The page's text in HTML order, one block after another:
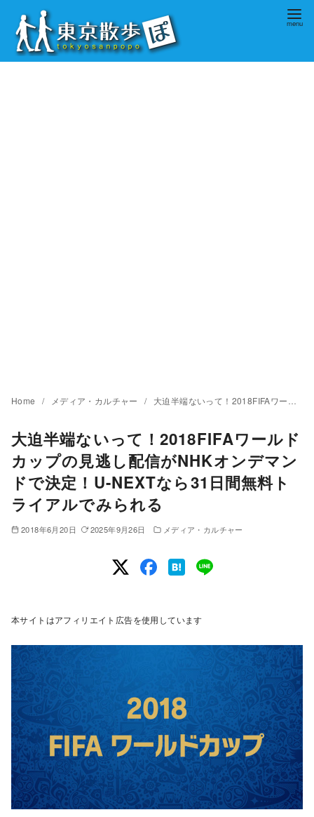
ン
Home メディア・カルチャー 大迫半端ないって！2018FIFAワールドカップの見逃し配信がNHKオンデマンドで決定！U-NEXTなら31日間無料トライアルでみられる
大迫半端ないって！2018FIFAワールド
カップの見逃し配信がNHKオンデマン
ドで決定！U-NEXTなら31日間無料ト
ライアルでみられる
2018年6月20日 2025年9月26日 メディア・カルチャー
本サイトはアフィリエイト広告を使用しています